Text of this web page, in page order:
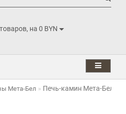
товаров, на 0 BYN
Мета-Бел Печь-камин Мета-Бел